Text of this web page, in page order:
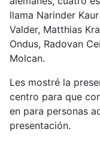
llama Narinder
Valder, Matthias
Ondus, Radovan
Molcan.
Les mostré la
centro para que
en para personas
presentación.